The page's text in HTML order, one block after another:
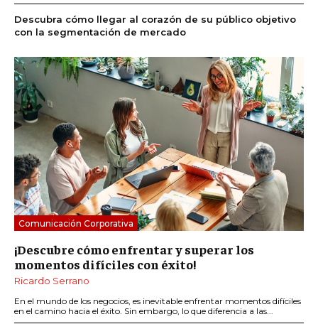
Descubra cómo llegar al corazón de su público objetivo
con la segmentación de mercado
Comunicación Corporativa
¡Descubre cómo enfrentar y superar los
momentos difíciles con éxito!
Ricardo Serrano
En el mundo de los negocios, es inevitable enfrentar momentos difíciles
en el camino hacia el éxito. Sin embargo, lo que diferencia a las...